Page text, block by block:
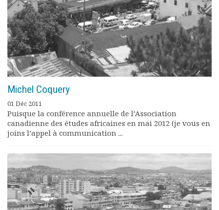
Michel Coquery
01 Déc 2011
Puisque la conférence annuelle de l’Association
canadienne des études africaines en mai 2012 (je vous en
joins l’appel à communication ...